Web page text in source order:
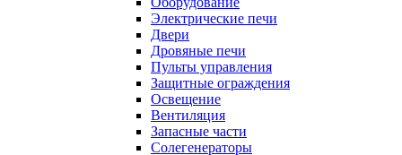
Электрические печи
Двери
Дровяные печи
Пульты управления
Защитные ограждения
Освещение
Вентиляция
Запасные части
Солегенераторы